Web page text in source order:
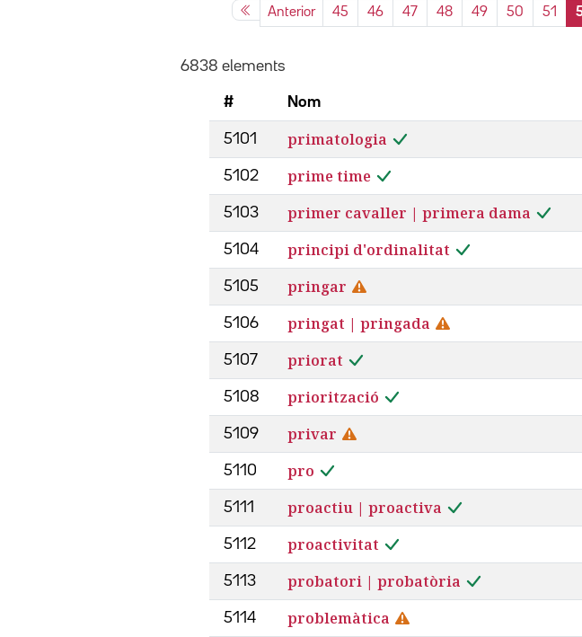
Anterior 45 46 47 48 49 50 51
6838 elements
# Nom
5101 primatologia
5102 prime time
5103 primer cavaller | primera dama
5104 principi d'ordinalitat
5105 pringar
5106 pringat | pringada
5107 priorat
5108 priorització
5109 privar
5110 pro
5111 proactiu | proactiva
5112 proactivitat
5113 probatori | probatòria
5114 problemàtica